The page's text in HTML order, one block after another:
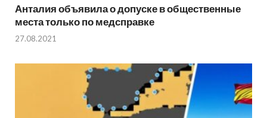
Анталия объявила о допуске в общественные
места только по медсправке
27.08.2021